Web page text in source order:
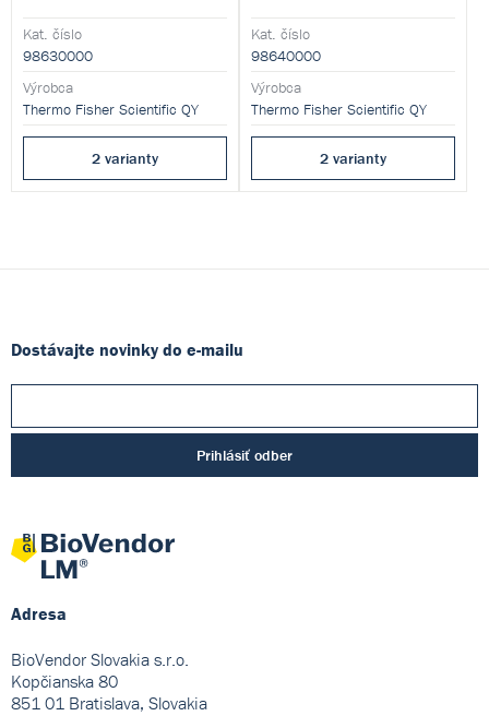
vyšetření. Je vhodný zejména
pro malé a středně velké
laboratoře.
VariantaIndiko with ISE
rozšiřuje přístroj o stanovení
selektivních elektrod.
Kat. číslo
98630000
Výrobca
Thermo Fisher Scientific QY
2 varianty
vyšetření. Je vhodný zejména
pro malé a středně velké
laboratoře s vyššími nároky na
kapacitu a průchodnost vzorků.
VariantaIndiko with ISE
elektrolytů pomocí iontově
selektivních elektrod.
Kat. číslo
98640000
Výrobca
Thermo Fisher Scientific QY
2 varianty
Dostávajte novinky do e-mailu
Prihlásiť odber
Adresa
BioVendor Slovakia s.r.o.
Kopčianska 80
851 01 Bratislava, Slovakia